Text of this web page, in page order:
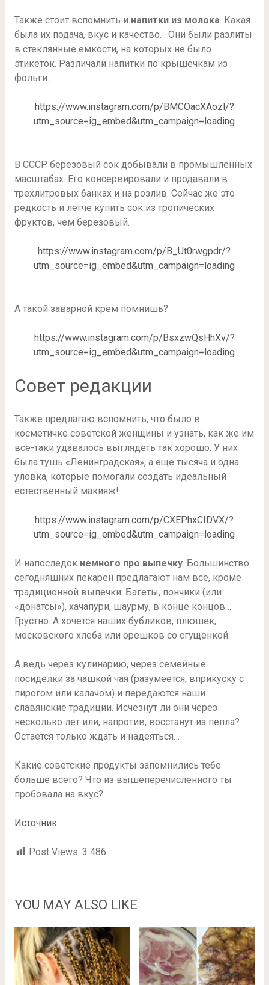
Также стоит вспомнить и напитки из молока . Какая
была их подача, вкус и качество… Они были разлиты
в стеклянные емкости, на которых не было
этикеток. Различали напитки по крышечкам из
фольги.
https://www.instagram.com/p/BMCOacXAozl/?
utm_source=ig_embed&utm_campaign=loading
В СССР березовый сок добывали в промышленных
масштабах. Его консервировали и продавали в
трехлитровых банках и на розлив. Сейчас же это
редкость и легче купить сок из тропических
фруктов, чем березовый.
https://www.instagram.com/p/B_Ut0rwgpdr/?
utm_source=ig_embed&utm_campaign=loading
А такой заварной крем помнишь?
https://www.instagram.com/p/BsxzwQsHhXv/?
utm_source=ig_embed&utm_campaign=loading
Совет редакции
Также предлагаю вспомнить, что было в
косметичке советской женщины и узнать, как же им
всё-таки удавалось выглядеть так хорошо. У них
была тушь «Ленинградская», а еще тысяча и одна
уловка, которые помогали создать идеальный
естественный макияж!
https://www.instagram.com/p/CXEPhxCIDVX/?
utm_source=ig_embed&utm_campaign=loading
И напоследок немного про выпечку. Большинство
сегодняшних пекарен предлагают нам всё, кроме
традиционной выпечки. Багеты, пончики (или
«донатсы»), хачапури, шаурму, в конце концов…
Грустно. А хочется наших бубликов, плюшек,
московского хлеба или орешков со сгущенкой.
А ведь через кулинарию, через семейные
посиделки за чашкой чая (разумеется, вприкуску с
пирогом или калачом) и передаются наши
славянские традиции. Исчезнут ли они через
несколько лет или, напротив, восстанут из пепла?
Остается только ждать и надеяться…
Какие советские продукты запомнились тебе
больше всего? Что из вышеперечисленного ты
пробовала на вкус?
Источник
Post Views: 3 486
YOU MAY ALSO LIKE